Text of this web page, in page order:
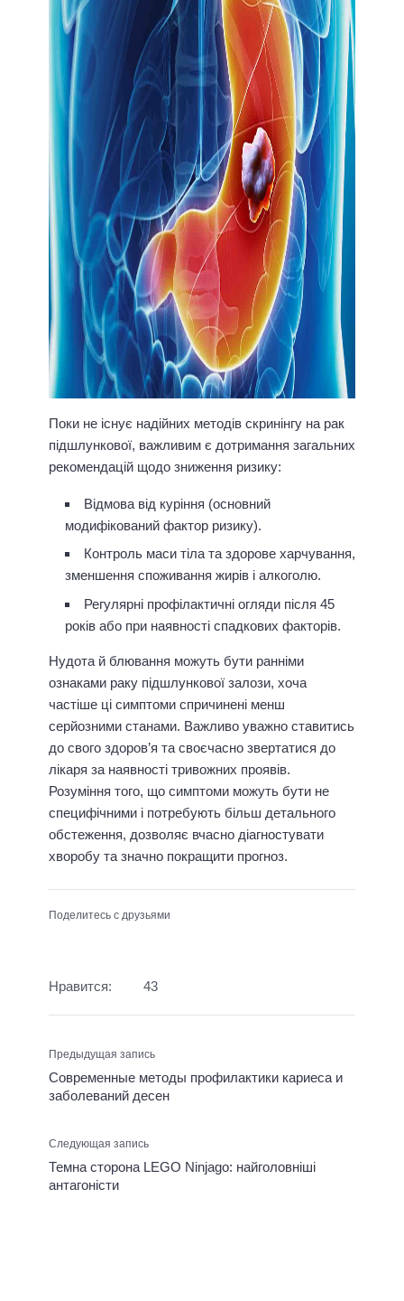
Поки не існує надійних методів скринінгу на рак
підшлункової, важливим є дотримання загальних
рекомендацій щодо зниження ризику:
Відмова від куріння (основний
модифікований фактор ризику).
Контроль маси тіла та здорове харчування,
зменшення споживання жирів і алкоголю.
Регулярні профілактичні огляди після 45
років або при наявності спадкових факторів.
Нудота й блювання можуть бути ранніми
ознаками раку підшлункової залози, хоча
частіше ці симптоми спричинені менш
серйозними станами. Важливо уважно ставитись
до свого здоров’я та своєчасно звертатися до
лікаря за наявності тривожних проявів.
Розуміння того, що симптоми можуть бути не
специфічними і потребують більш детального
обстеження, дозволяє вчасно діагностувати
хворобу та значно покращити прогноз.
Поделитесь с друзьями
Нравится: 43
Предыдущая запись
Современные методы профилактики кариеса и
заболеваний десен
Следующая запись
Темна сторона LEGO Ninjago: найголовніші
антагоністи